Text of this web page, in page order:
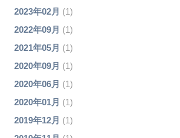
2023年02月 (1)
2022年09月 (1)
2021年05月 (1)
2020年09月 (1)
2020年06月 (1)
2020年01月 (1)
2019年12月 (1)